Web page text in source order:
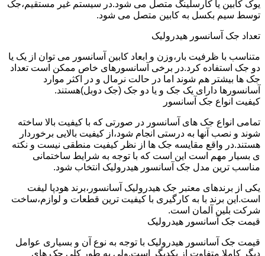
یوک کابین یا کارسلینگ متصل می شود.در سیستم غیر مستقیم،جک
توسط سیم بکسل به کابین متصل می شود.
تعداد جک آسانسور هیدرولیک
متناسب با ظرفیت بار،وزن و ابعاد کابین آسانسور می توان از یک یا
دو جک استفاده کرد.در برخی آسانسورهای خاص ممکن است تعداد
جک ها بیشتر هم شوند اما در حالت نرمال و در اکثر موارد
آسانسورها دارای یک جک و یا دو جک (جک دوبل)هستند.
کیفیت انواع جک آسانسور
تمامی انواع جک های آسانسور در صورتی که با کیفیت بالا ساخته
شوند و نصب آنها به درستی انجام شود،از کیفیت بالایی برخوردار
هستند.در واقع مقایسه جک ها از نظر کیفیت منطقی نیست و نکته
ی بسیار مهم است این است که با توجه به شرایط ساختمانی
مناسب ترین مدل جک آسانسور هیدرولیک انتخاب شود.
یکی از برندهای معتبر جک هیدرولیک آسانسور،برند هودپا لیفت
است.این برند با به کارگیری با کیفیت ترین قطعات و لوازم،ساخت
شرکت بلین آلمان است.
قیمت جک آسانسور هیدرولیک
قیمت جک آسانسور هیدرولیک با توجه به نوع آن و بسیاری عوامل
دیگر کاملا متفاوت از یکدیگر است.ولی به طور کلی جک های